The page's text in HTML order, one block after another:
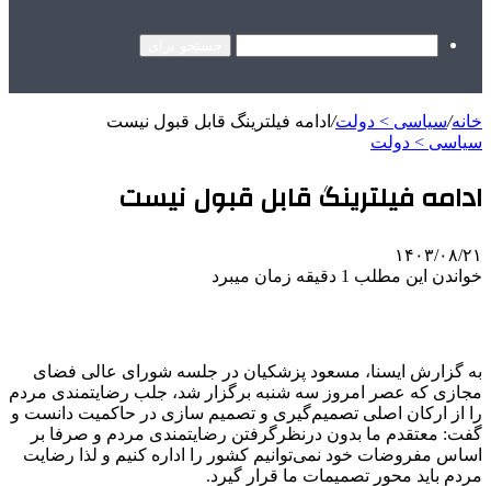
خانه/سیاسی > دولت/ ادامه فیلترینگ قابل قبول نیست
سیاسی > دولت
ادامه فیلترینگ قابل قبول نیست
۱۴۰۳/۰۸/۲۱
خواندن این مطلب 1 دقیقه زمان میبرد
به گزارش ایسنا، مسعود پزشکیان در جلسه شورای عالی فضای
مجازی که عصر امروز سه شنبه برگزار شد،‌ جلب رضایتمندی مردم
را از ارکان اصلی تصمیم‌گیری و تصمیم سازی در حاکمیت دانست و
گفت: معتقدم ما بدون درنظرگرفتن رضایتمندی مردم و صرفا بر
اساس مفروضات خود نمی‌توانیم کشور را اداره کنیم و لذا رضایت
مردم باید محور تصمیمات ما قرار گیرد.